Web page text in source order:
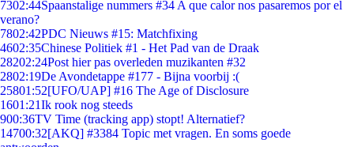
7302:44Spaanstalige nummers #34 A que calor nos pasaremos por el
verano?
7802:42PDC Nieuws #15: Matchfixing
4602:35Chinese Politiek #1 - Het Pad van de Draak
28202:24Post hier pas overleden muzikanten #32
2802:19De Avondetappe #177 - Bijna voorbij :(
25801:52[UFO/UAP] #16 The Age of Disclosure
1601:21Ik rook nog steeds
900:36TV Time (tracking app) stopt! Alternatief?
14700:32[AKQ] #3384 Topic met vragen. En soms goede